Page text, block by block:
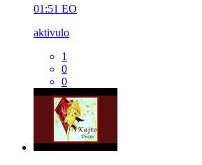
01:51 EO
aktivulo
1
0
0